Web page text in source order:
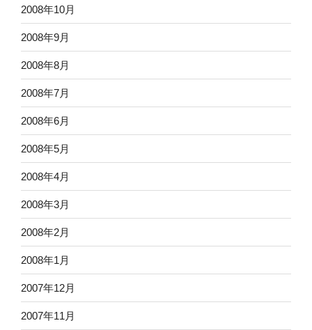
2008年10月
2008年9月
2008年8月
2008年7月
2008年6月
2008年5月
2008年4月
2008年3月
2008年2月
2008年1月
2007年12月
2007年11月